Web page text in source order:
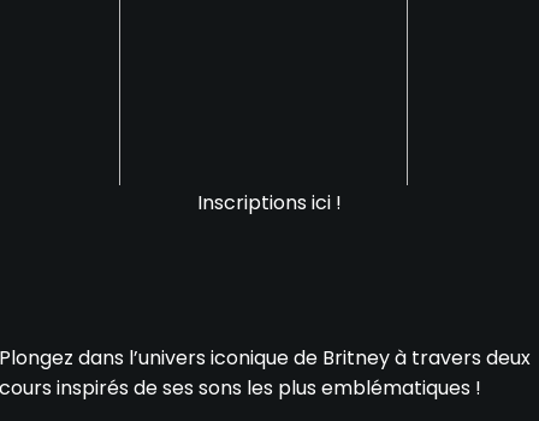
Inscriptions ici !
dans l’univers iconique de Britney à travers deux
inspirés de ses sons les plus emblématiques !